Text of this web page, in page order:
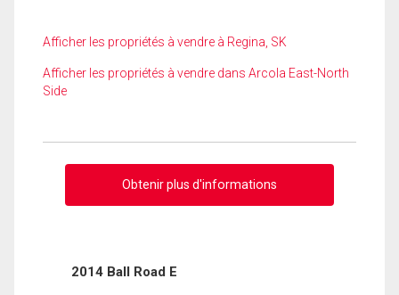
Afficher les propriétés à vendre à Regina, SK
Afficher les propriétés à vendre dans Arcola East-North
Side
Obtenir plus d'informations
2014 Ball Road E